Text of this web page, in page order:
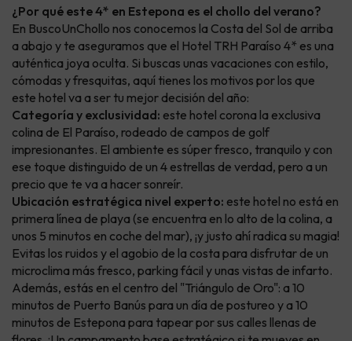
¿Por qué este 4* en Estepona es el chollo del verano?
En BuscoUnChollo nos conocemos la Costa del Sol de arriba
a abajo y te aseguramos que el Hotel TRH Paraíso 4* es una
auténtica joya oculta. Si buscas unas vacaciones con estilo,
cómodas y fresquitas, aquí tienes los motivos por los que
este hotel va a ser tu mejor decisión del año:
Categoría y exclusividad: este hotel corona la exclusiva
colina de El Paraíso, rodeado de campos de golf
impresionantes. El ambiente es súper fresco, tranquilo y con
ese toque distinguido de un 4 estrellas de verdad, pero a un
precio que te va a hacer sonreír.
Ubicación estratégica nivel experto: este hotel no está en
primera línea de playa (se encuentra en lo alto de la colina, a
unos 5 minutos en coche del mar), ¡y justo ahí radica su magia!
Evitas los ruidos y el agobio de la costa para disfrutar de un
microclima más fresco, parking fácil y unas vistas de infarto.
Además, estás en el centro del "Triángulo de Oro": a 10
minutos de Puerto Banús para un día de postureo y a 10
minutos de Estepona para tapear por sus calles llenas de